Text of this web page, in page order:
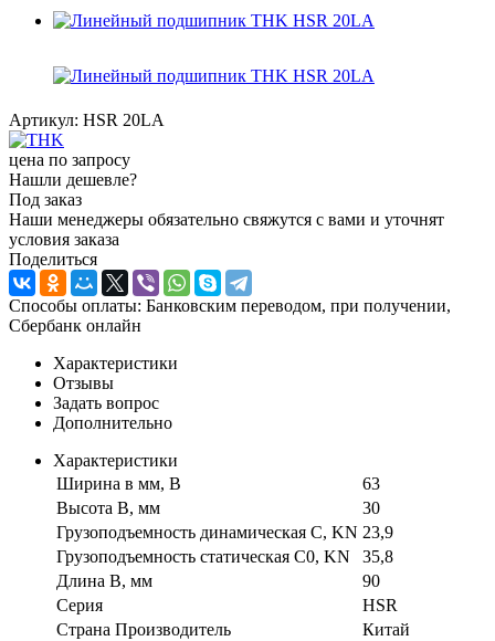
Артикул: HSR 20LA
цена по запросу
Нашли дешевле?
Под заказ
Наши менеджеры обязательно свяжутся с вами и уточнят
условия заказа
Поделиться
Способы оплаты: Банковским переводом, при получении,
Сбербанк онлайн
Характеристики
Отзывы
Задать вопрос
Дополнительно
Характеристики
Ширина в мм, B
63
Высота B, мм
30
Грузоподъемность динамическая C, KN 23,9
Грузоподъемность статическая C0, KN
35,8
Длина B, мм
90
Серия
HSR
Страна Производитель
Китай